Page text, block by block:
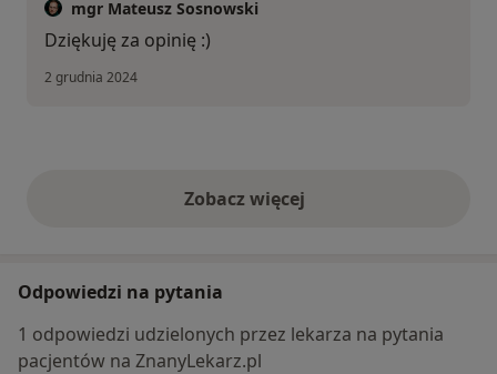
mgr Mateusz Sosnowski
Dziękuję za opinię :)
2 grudnia 2024
Zobacz więcejopinie powyżej
Odpowiedzi na pytania
1 odpowiedzi udzielonych przez lekarza na pytania
pacjentów na ZnanyLekarz.pl